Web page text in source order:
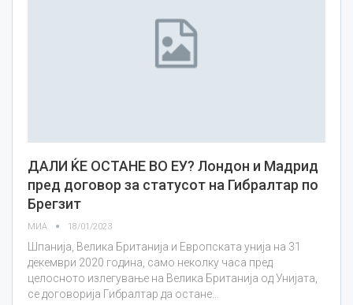
ДАЛИ ЌЕ ОСТАНЕ ВО ЕУ? Лондон и Мадрид
пред договор за статусот на Гибралтар по
Брегзит
МИА 18/01/2023
Шпанија, Велика Британија и Европската унија на 31
декември 2020 година, само неколку часа пред
целосното излегување на Велика Британија од Унијата,
се договорија Гибралтар да остане…